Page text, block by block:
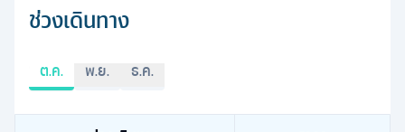
ช่วงเดินทาง
ต.ค. พ.ย. ธ.ค.